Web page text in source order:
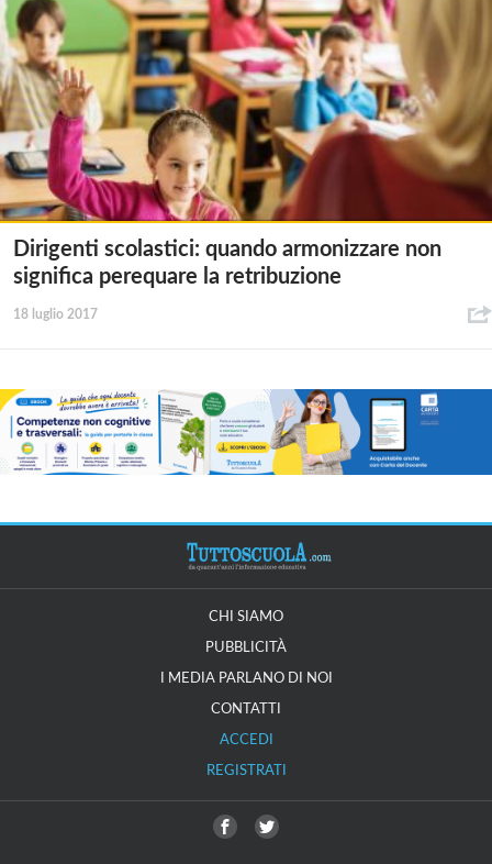
Dirigenti scolastici: quando armonizzare non
significa perequare la retribuzione
18 luglio 2017
CHI SIAMO
PUBBLICITÀ
I MEDIA PARLANO DI NOI
CONTATTI
ACCEDI
REGISTRATI